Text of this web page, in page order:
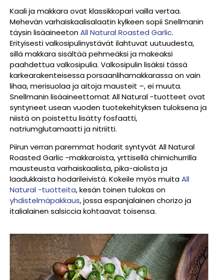
Kaali ja makkara ovat klassikkopari vailla vertaa.
Mehevän varhaiskaalisalaatin kylkeen sopii Snellmanin
täysin lisäaineetonAll Natural Roasted Garlic.
Erityisesti valkosipulinystävät ilahtuvat uutuudesta,
sillä makkara sisältää pehmeäksi ja makeaksi
paahdettua valkosipulia. Valkosipulin lisäksi tässä
karkearakenteisessa porsaanlihamakkarassa on vain
lihaa, merisuolaa ja aitoja mausteit –, ei muuta.
Snellmanin lisäaineettomat All Natural -tuotteet ovat
syntyneet usean vuoden tuotekehityksen tuloksena ja
niistä on poistettu lisätty fosfaatti,
natriumglutamaatti ja nitriitti.
Piirun verran paremmat hodarit syntyvät All Natural
Roasted Garlic -makkaroista, yrttisellä chimichurrilla
mausteusta varhaiskaalista, pika-aiolista ja
laadukkaista hodarileivistä. Kokeile myös muitaAll
Natural -tuotteita, kesän toinen tulokas on
yhdistelmäpakkaus, jossa espanjalainen chorizo ja
italialainen salsiccia kohtaavat toisensa.